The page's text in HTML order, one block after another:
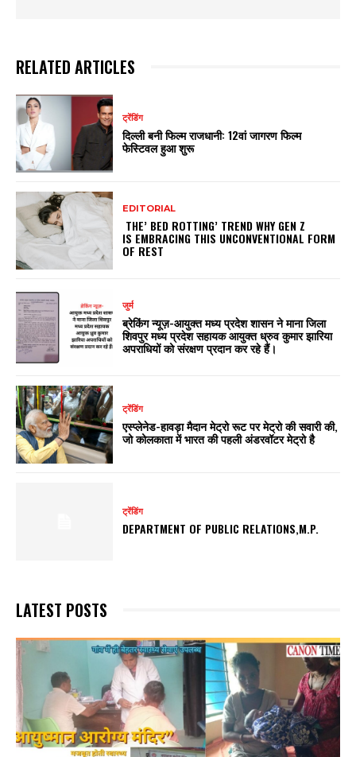
RELATED ARTICLES
ट्रेंडिंग
दिल्ली बनी फिल्म राजधानी: 12वां जागरण फिल्म
फेस्टिवल हुआ शुरू
EDITORIAL
THE’ BED ROTTING’ TREND WHY GEN Z
IS EMBRACING THIS UNCONVENTIONAL FORM
OF REST
जुर्म
ब्रेकिंग न्यूज़-आयुक्त मध्य प्रदेश शासन ने माना जिला
शिवपुर मध्य प्रदेश सहायक आयुक्त ध्रुव कुमार झारिया
अपराधियों को संरक्षण प्रदान कर रहे हैं।
ट्रेंडिंग
एस्प्लेनेड-हावड़ा मैदान मेट्रो रूट पर मेट्रो की सवारी की,
जो कोलकाता में भारत की पहली अंडरवॉटर मेट्रो है
ट्रेंडिंग
DEPARTMENT OF PUBLIC RELATIONS,M.P.
LATEST POSTS